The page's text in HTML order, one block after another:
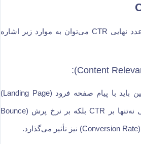
از جمله عوامل اثرگذار بر عدد نهایی CTR می‌توان به موارد زیر اشاره
محتوای تبلیغ، ایمیل یا کمپین باید با پیام صفحه فرود (Landing Page)
هماهنگ باشد. این هماهنگی نه‌تنها بر CTR بلکه بر نرخ پرش (Bounce